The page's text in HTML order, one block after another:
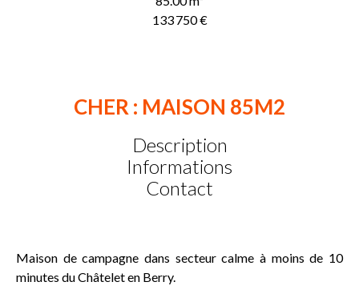
133 750 €
CHER : MAISON 85M2
Description
Informations
Contact
Maison de campagne dans secteur calme à moins de 10
minutes du Châtelet en Berry.